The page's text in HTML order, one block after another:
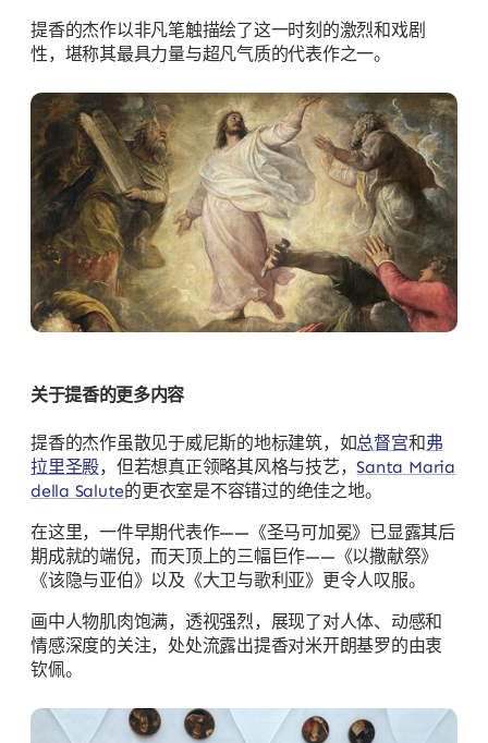
提香的杰作以非凡笔触描绘了这一时刻的激烈和戏剧
性，堪称其最具力量与超凡气质的代表作之一。
关于提香的更多内容
提香的杰作虽散见于威尼斯的地标建筑，如总督宫和弗
拉里圣殿，但若想真正领略其风格与技艺，Santa Maria
della Salute的更衣室是不容错过的绝佳之地。
在这里，一件早期代表作——《圣马可加冕》已显露其后
期成就的端倪，而天顶上的三幅巨作——《以撒献祭》
《该隐与亚伯》以及《大卫与歌利亚》更令人叹服。
画中人物肌肉饱满，透视强烈，展现了对人体、动感和
情感深度的关注，处处流露出提香对米开朗基罗的由衷
钦佩。